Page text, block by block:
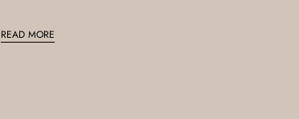
READ MORE